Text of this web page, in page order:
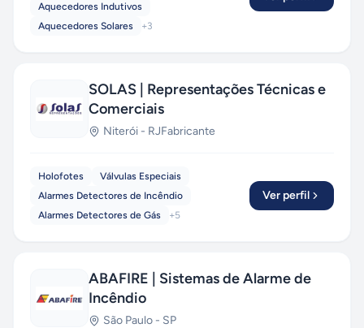
Aquecedores Indutivos
Aquecedores Solares
+3
SOLAS | Representações Técnicas e
Comerciais
Niterói - RJFabricante
Holofotes
Válvulas Especiais
Alarmes Detectores de Incêndio
Alarmes Detectores de Gás
+5
Ver perfil
ABAFIRE | Sistemas de Alarme de
Incêndio
São Paulo - SP